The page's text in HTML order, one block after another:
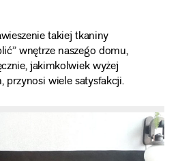
takiej tkaniny
wnętrze naszego domu,
jakimkolwiek wyżej
wiele satysfakcji.